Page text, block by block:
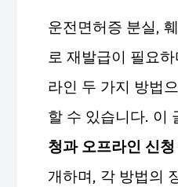
운전면허증 분실,
로 재발급이 필요
라인 두 가지 방법
할 수 있습니다. 이
청과 오프라인 신
개하며, 각 방법의